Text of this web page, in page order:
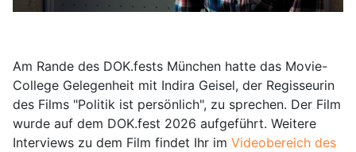
Am Rande des DOK.fests München hatte das Movie-
College Gelegenheit mit Indira Geisel, der Regisseurin
des Films "Politik ist persönlich", zu sprechen. Der Film
wurde auf dem DOK.fest 2026 aufgeführt. Weitere
Interviews zu dem Film findet Ihr im Videobereich des